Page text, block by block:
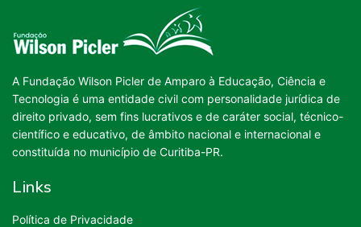
A Fundação Wilson Picler de Amparo à Educação, Ciência e
Tecnologia é uma entidade civil com personalidade jurídica de
direito privado, sem fins lucrativos e de caráter social, técnico-
científico e educativo, de âmbito nacional e internacional e
constituída no município de Curitiba-PR.
Links
Política de Privacidade